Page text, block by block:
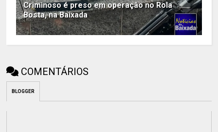
Criminoso é preso em operação no Rola
Bosta, na Baixada
COMENTÁRIOS
BLOGGER